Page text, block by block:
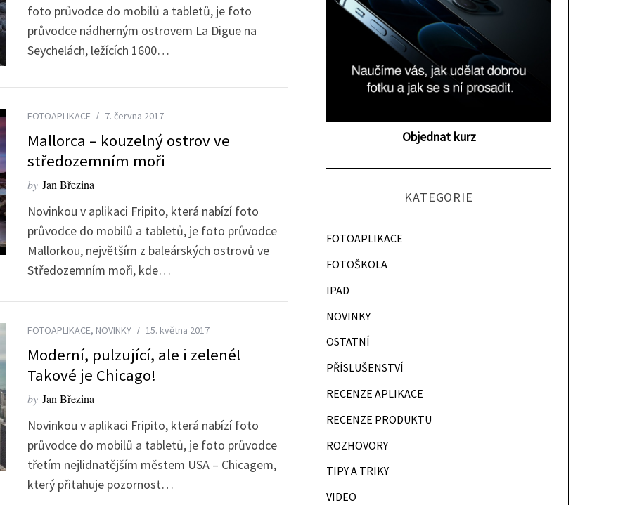
foto průvodce do mobilů a tabletů, je foto
průvodce nádherným ostrovem La Digue na
Seychelách, ležících 1600…
FOTOAPLIKACE 7. června 2017
Mallorca – kouzelný ostrov ve
středozemním moři
by Jan Březina
Novinkou v aplikaci Fripito, která nabízí foto
průvodce do mobilů a tabletů, je foto průvodce
Mallorkou, největším z baleárských ostrovů ve
Středozemním moři, kde…
FOTOAPLIKACE, NOVINKY 15. května 2017
Moderní, pulzující, ale i zelené!
Takové je Chicago!
by Jan Březina
Novinkou v aplikaci Fripito, která nabízí foto
průvodce do mobilů a tabletů, je foto průvodce
třetím nejlidnatějším městem USA – Chicagem,
který přitahuje pozornost…
Objednat kurz
KATEGORIE
FOTOAPLIKACE
FOTOŠKOLA
IPAD
NOVINKY
OSTATNÍ
PŘÍSLUŠENSTVÍ
RECENZE APLIKACE
RECENZE PRODUKTU
ROZHOVORY
TIPY A TRIKY
VIDEO